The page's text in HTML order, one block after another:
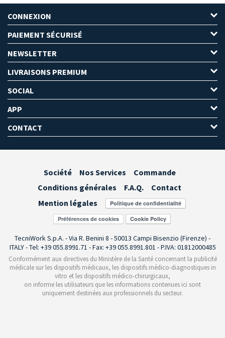
CONNEXION
PAIEMENT SÉCURISÉ
NEWSLETTER
LIVRAISONS PREMIUM
SOCIAL
APP
CONTACT
Société Nos Services
Commande
Conditions générales
F.A.Q.
Contact
Mention légales
Préférences de cookies
TecniWork S.p.A. - Via R. Benini 8 - 50013 Campi Bisenzio (Firenze) -
ITALY - Tel: +39 055.8991.71 - Fax: +39 055.8991.801 - P.IVA: 01812000485
Conformément aux directives du Ministère de la Santé concernant la publicité
médicale sur les dispositifs médicaux, les dispositifs médico-diagnostiques in
vitro et les dispositifs médico-chirurgicaux,
on informe les utilisateurs que les informations contenues ici sont
uniquement destinées aux professionnels du secteur.